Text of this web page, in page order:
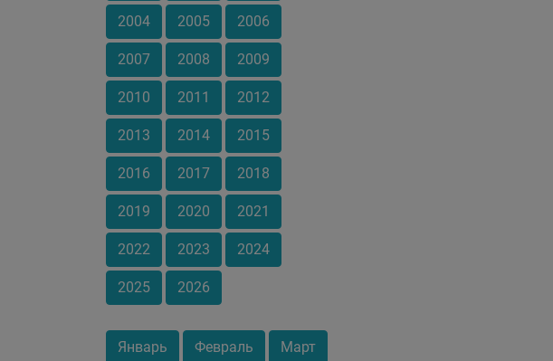
2004 2005 2006
2007 2008 2009
2010 2011 2012
2013 2014 2015
2016 2017 2018
2019 2020 2021
2022 2023 2024
2025 2026
Январь Февраль Март